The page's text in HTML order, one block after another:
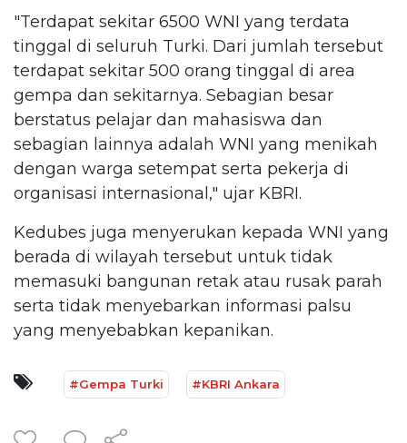
"Terdapat sekitar 6500 WNI yang terdata
tinggal di seluruh Turki. Dari jumlah tersebut
terdapat sekitar 500 orang tinggal di area
gempa dan sekitarnya. Sebagian besar
berstatus pelajar dan mahasiswa dan
sebagian lainnya adalah WNI yang menikah
dengan warga setempat serta pekerja di
organisasi internasional," ujar KBRI.
Kedubes juga menyerukan kepada WNI yang
berada di wilayah tersebut untuk tidak
memasuki bangunan retak atau rusak parah
serta tidak menyebarkan informasi palsu
yang menyebabkan kepanikan.
#Gempa Turki #KBRI Ankara